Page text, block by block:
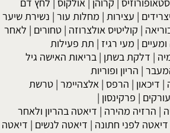
| עצירות | מחלות עור | נשירת שיער
| קוליטיס אולצרוזה |טחורים | לאחר
| מעי רגיז | תת פעילות
| דלקת בשתן | בריאות האישה גיל
| הריון ופוריות
| דיכאון | הרפס | אלצהיימר |טרשת
עורקים | פרקינסון |
| הרזיה מהירה | דיאטה בהריון ולאחר
דיאטה לפני חתונה | דיאטה לנשים | דיאטה